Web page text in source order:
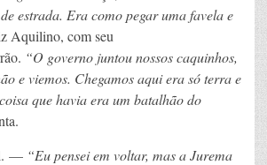
estrada. Era como pegar uma favela e
Aquilino, com seu
“O governo juntou nossos caquinhos,
e viemos. Chegamos aqui era só terra e
que havia era um batalhão do
— “Eu pensei em voltar, mas a Jurema